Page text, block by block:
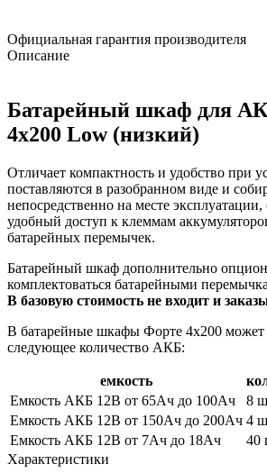
Официальная гарантия производителя
Описание
Батарейный шкаф для
4х200 Low (низкий)
Отличает компактность и удобство при
поставляются в разобранном виде и
непосредственно на месте эксплуатации,
удобный доступ к клеммам
батарейных перемычек.
Батарейный шкаф дополнительно
комплектоваться батарейными
В базовую стоимость не входит и
В батарейные шкафы Форте 4х200 может
следующее количество АКБ:
емкость
Емкость АКБ 12В от 65Ач до 100Ач
8
Емкость АКБ 12В от 150Ач до 200Ач 4
Емкость АКБ 12В от 7Ач до 18Ач
40
Характеристики